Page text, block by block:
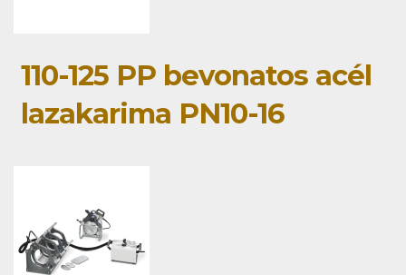
110-125 PP bevonatos acél
lazakarima PN10-16